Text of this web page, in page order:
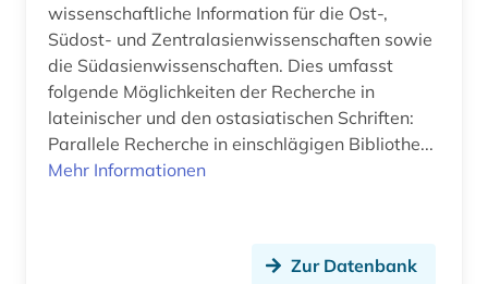
wissenschaftliche Information für die Ost-,
Südost- und Zentralasienwissenschaften sowie
die Südasienwissenschaften. Dies umfasst
folgende Möglichkeiten der Recherche in
lateinischer und den ostasiatischen Schriften:
Parallele Recherche in einschlägigen Bibliothe...
Mehr Informationen
Zur Datenbank